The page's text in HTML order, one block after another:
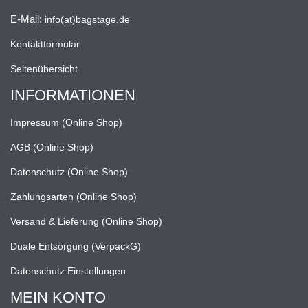
E-Mail: info(at)bagstage.de
Kontaktformular
Seitenübersicht
INFORMATIONEN
Impressum (Online Shop)
AGB (Online Shop)
Datenschutz (Online Shop)
Zahlungsarten (Online Shop)
Versand & Lieferung (Online Shop)
Duale Entsorgung (VerpackG)
Datenschutz Einstellungen
MEIN KONTO